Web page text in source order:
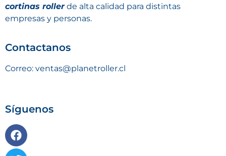
cortinas rollerde alta calidad para distintas
empresas y personas.
Contactanos
Correo: ventas@planetroller.cl
Síguenos